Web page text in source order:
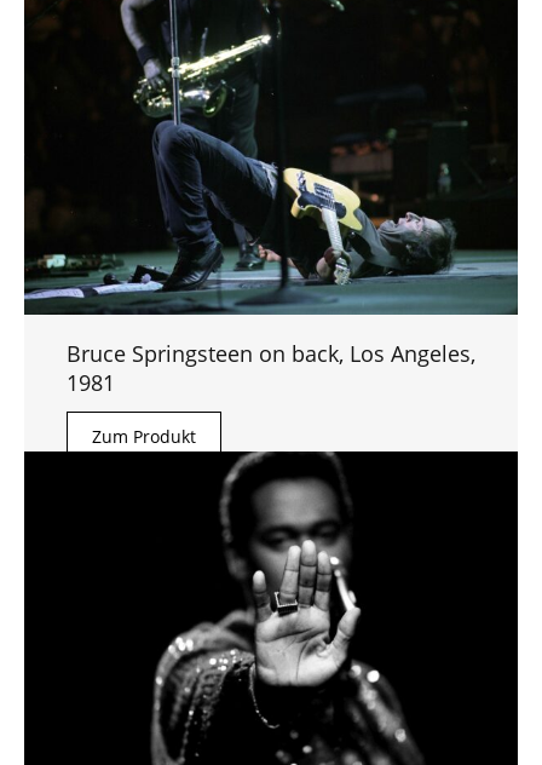
Bruce Springsteen on back, Los Angeles,
1981
Zum Produkt